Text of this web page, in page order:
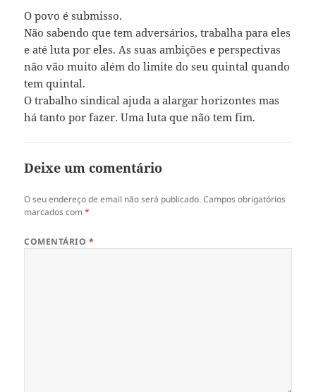
O povo é submisso.
Não sabendo que tem adversários, trabalha para eles
e até luta por eles. As suas ambições e perspectivas
não vão muito além do limite do seu quintal quando
tem quintal.
O trabalho sindical ajuda a alargar horizontes mas
há tanto por fazer. Uma luta que não tem fim.
Deixe um comentário
O seu endereço de email não será publicado. Campos obrigatórios
marcados com*
COMENTÁRIO *